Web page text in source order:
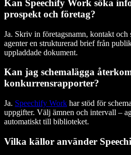
Kan Speechify Work söka
prospekt och företag?
Ja. Skriv in företagsnamn, kontakt och
agenter en strukturerad brief från
uppladdade dokument.
Kan jag schemalägga
konkurrensrapporter?
Ja. Speechify Work har stöd för
uppgifter. Välj ämnen och intervall –
automatiskt till biblioteket.
Vilka källor använder